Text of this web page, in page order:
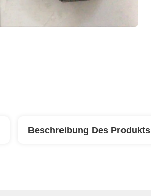
Beschreibung Des Produkts